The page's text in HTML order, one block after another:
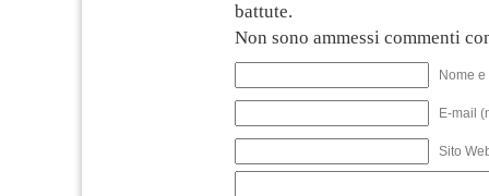
battute.
Non sono ammessi commenti
Nome
E-mail
Sito